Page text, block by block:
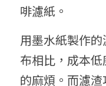
啡濾紙。
用墨水紙製作
布相比，成本
的麻煩。而濾